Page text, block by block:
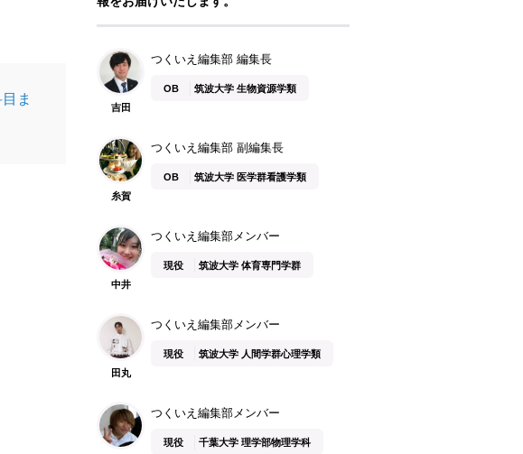
ま
吉田
つくいえ編集部 編集長
OB 筑波大学 生物資源学類
糸賀
つくいえ編集部 副編集長
OB 筑波大学 医学群看護学類
中井
つくいえ編集部メンバー
現役 筑波大学 体育専門学群
田丸
つくいえ編集部メンバー
現役 筑波大学 人間学群心理学類
つくいえ編集部メンバー
現役 千葉大学 理学部物理学科